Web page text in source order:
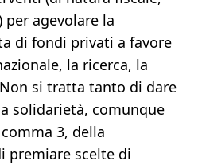
per agevolare la
di fondi privati a favore
la ricerca, la
si tratta tanto di dare
solidarietà, comunque
3, della
premiare scelte di